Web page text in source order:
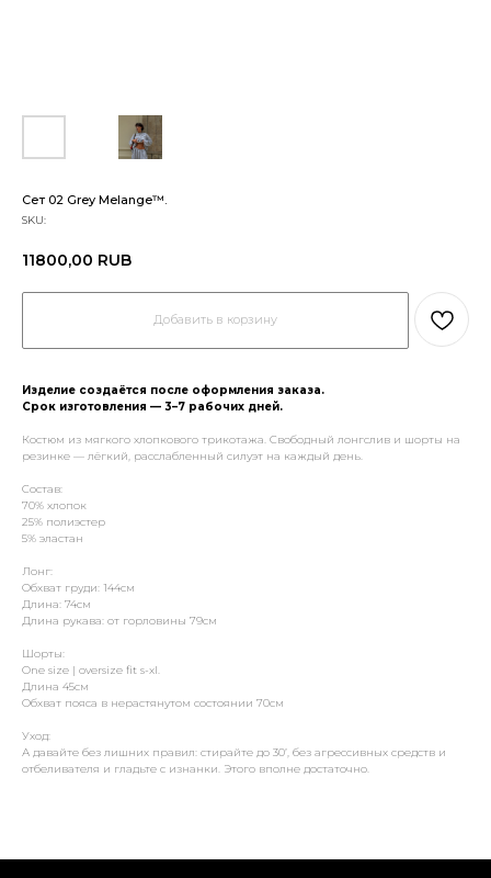
Сет 02 Grey Melange™.
SKU:
11800,00 RUB
Добавить в корзину
Изделие создаётся после оформления заказа.
Срок изготовления — 3–7 рабочих дней.
Костюм из мягкого хлопкового трикотажа. Свободный лонгслив и шорты на
резинке — лёгкий, расслабленный силуэт на каждый день.
Состав:
70% хлопок
25% полиэстер
5% эластан
Лонг:
Обхват груди: 144см
Длина: 74см
Длина рукава: от горловины 79см
Шорты:
One size | oversize fit s-xl.
Длина 45см
Обхват пояса в нерастянутом состоянии 70см
Уход:
А давайте без лишних правил: стирайте до 30’, без агрессивных средств и
отбеливателя и гладьте с изнанки. Этого вполне достаточно.